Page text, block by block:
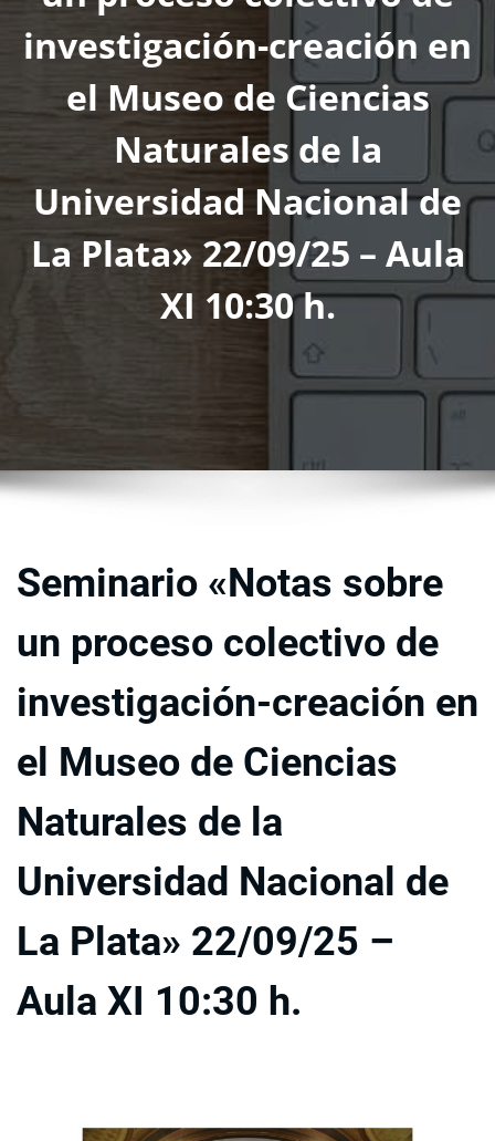
investigación-creación en
el Museo de Ciencias
Naturales de la
Universidad Nacional de
La Plata» 22/09/25 – Aula
XI 10:30 h.
Seminario «Notas sobre
un proceso colectivo de
investigación-creación en
el Museo de Ciencias
Naturales de la
Universidad Nacional de
La Plata» 22/09/25 –
Aula XI 10:30 h.